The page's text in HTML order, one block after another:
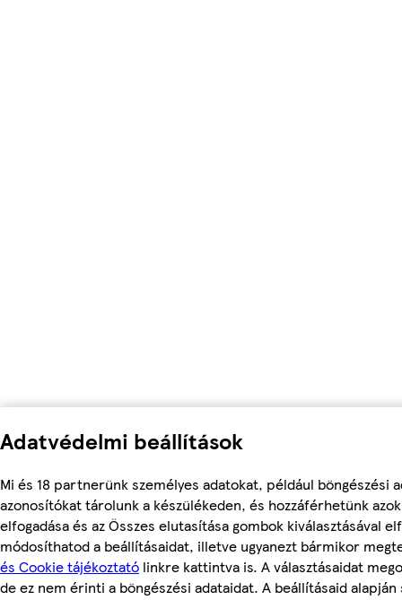
Adatvédelmi beállítások
Mi és 18 partnerünk személyes adatokat, például böngészési
azonosítókat tárolunk a készülékeden, és hozzáférhetünk
elfogadása és az Összes elutasítása gombok kiválasztásával
módosíthatod a beállításaidat, illetve ugyanezt bármikor
és Cookie tájékoztató linkre kattintva is. A választásaidat
de ez nem érinti a böngészési adataidat. A beállításaid